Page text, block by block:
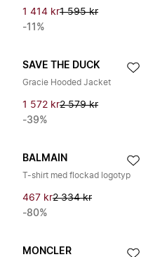
1 414 kr1 595 kr
-11%
SAVE THE DUCK
Gracie Hooded Jacket
1 572 kr2 579 kr
-39%
BALMAIN
T-shirt med flockad logotyp
467 kr2 334 kr
-80%
MONCLER